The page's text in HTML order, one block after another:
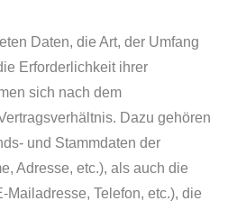
Daten, die Art, der Umfang
Erforderlichkeit ihrer
sich nach dem
Dazu gehören
und Stammdaten der
Adresse, etc.), als auch die
Mailadresse, Telefon, etc.), die